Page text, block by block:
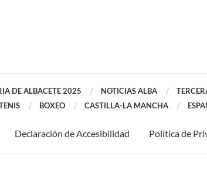
DE ALBACETE 2025 NOTICIAS ALBA
BOXEO CASTILLA-LA MANCHA
Declaración de Accesibilidad Política de